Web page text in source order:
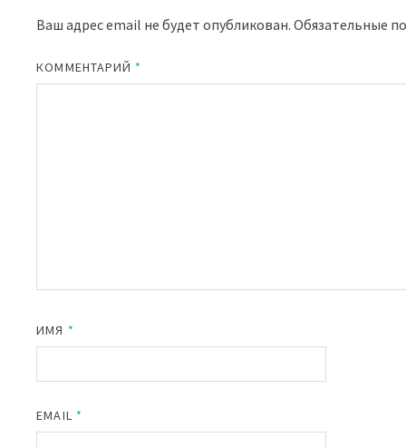
Ваш адрес email не будет опубликован. Обязательные
КОММЕНТАРИЙ *
ИМЯ *
EMAIL *